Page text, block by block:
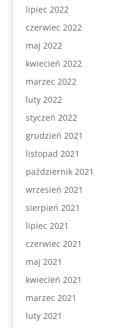
lipiec 2022
czerwiec 2022
maj 2022
kwiecień 2022
marzec 2022
luty 2022
styczeń 2022
grudzień 2021
listopad 2021
październik 2021
wrzesień 2021
sierpień 2021
lipiec 2021
czerwiec 2021
maj 2021
kwiecień 2021
marzec 2021
luty 2021